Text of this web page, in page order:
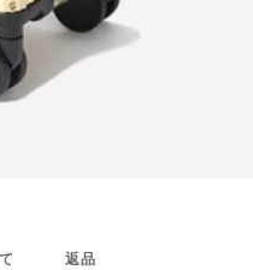
返品